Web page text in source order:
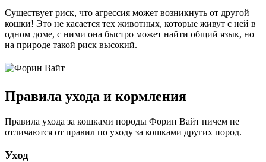
Существует риск, что агрессия может возникнуть от другой
кошки! Это не касается тех животных, которые живут с ней в
одном доме, с ними она быстро может найти общий язык, но
на природе такой риск высокий.
Правила ухода и кормления
Правила ухода за кошками породы Форин Вайт ничем не
отличаются от правил по уходу за кошками других пород.
Уход